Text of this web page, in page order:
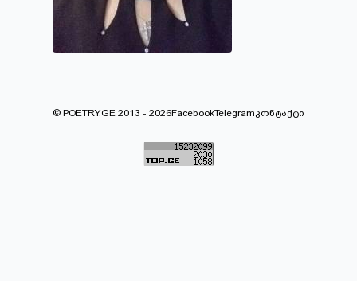
© POETRY.GE 2013 - 2026FacebookTelegramკონტაქტი